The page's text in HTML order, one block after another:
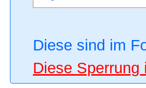
Diese sind im
Diese